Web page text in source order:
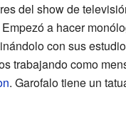
del show de
Empezó a hacer
con sus
trabajando como
. Garofalo tiene un